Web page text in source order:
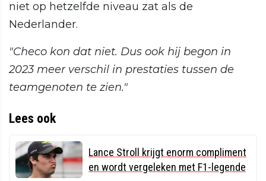
niet op hetzelfde niveau zat als de
Nederlander.
"Checo kon dat niet. Dus ook hij begon in
2023 meer verschil in prestaties tussen de
teamgenoten te zien."
Lees ook
Lance Stroll krijgt enorm compliment
en wordt vergeleken met F1-legende